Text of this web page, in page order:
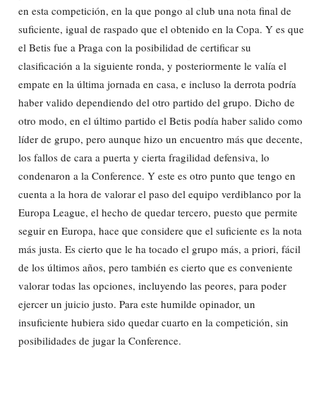
en esta competición, en la que pongo al club una nota final de
suficiente, igual de raspado que el obtenido en la Copa. Y es que
el Betis fue a Praga con la posibilidad de certificar su
clasificación a la siguiente ronda, y posteriormente le valía el
empate en la última jornada en casa, e incluso la derrota podría
haber valido dependiendo del otro partido del grupo. Dicho de
otro modo, en el último partido el Betis podía haber salido como
líder de grupo, pero aunque hizo un encuentro más que decente,
los fallos de cara a puerta y cierta fragilidad defensiva, lo
condenaron a la Conference. Y este es otro punto que tengo en
cuenta a la hora de valorar el paso del equipo verdiblanco por la
Europa League, el hecho de quedar tercero, puesto que permite
seguir en Europa, hace que considere que el suficiente es la nota
más justa. Es cierto que le ha tocado el grupo más, a priori, fácil
de los últimos años, pero también es cierto que es conveniente
valorar todas las opciones, incluyendo las peores, para poder
ejercer un juicio justo. Para este humilde opinador, un
insuficiente hubiera sido quedar cuarto en la competición, sin
posibilidades de jugar la Conference.